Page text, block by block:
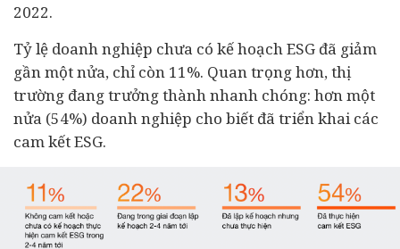
2022.
Tỷ lệ doanh nghiệp chưa có kế hoạch ESG đã giảm
gần một nửa, chỉ còn 11%. Quan trọng hơn, thị
trường đang trưởng thành nhanh chóng: hơn một
nửa (54%) doanh nghiệp cho biết đã triển khai các
cam kết ESG.